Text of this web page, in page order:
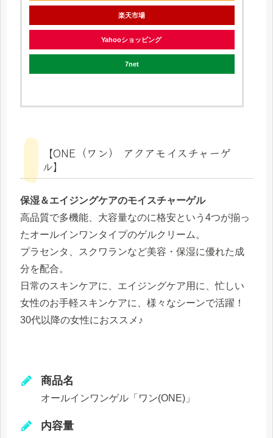
楽天市場
Yahooショッピング
7net
【ONE（ワン） アクアモイスチャーゲ
ル】
保湿＆エイジングケアのモイスチャーゲル
高品質で多機能、大容量なのに格安という4つが揃っ
たオールインワンタイプのゲルクリーム。
プラセンタ、スクワランなど美容・保湿に優れた成
分を配合。
日常のスキンケアに、エイジングケア用に、忙しい
女性のお手軽スキンケアに、様々なシーンで活躍！
30代以降の女性におススメ♪
商品名
オールインワンゲル「ワン(ONE)」
内容量